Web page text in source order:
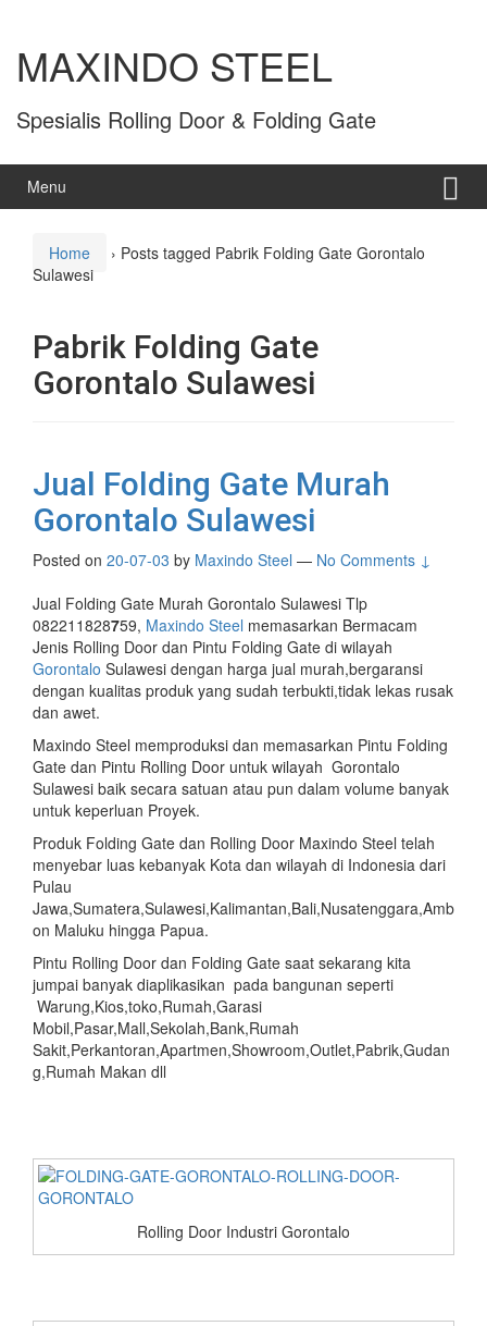
MAXINDO STEEL
Spesialis Rolling Door & Folding Gate
Menu
Home › Posts tagged Pabrik Folding Gate Gorontalo
Sulawesi
Pabrik Folding Gate
Gorontalo Sulawesi
Jual Folding Gate Murah
Gorontalo Sulawesi
Posted on 20-07-03 by Maxindo Steel — No Comments ↓
Jual Folding Gate Murah Gorontalo Sulawesi Tlp
082211828759, Maxindo Steel memasarkan Bermacam
Jenis Rolling Door dan Pintu Folding Gate di wilayah
Gorontalo Sulawesi dengan harga jual murah,bergaransi
dengan kualitas produk yang sudah terbukti,tidak lekas rusak
dan awet.
Maxindo Steel memproduksi dan memasarkan Pintu Folding
Gate dan Pintu Rolling Door untuk wilayah Gorontalo
Sulawesi baik secara satuan atau pun dalam volume banyak
untuk keperluan Proyek.
Produk Folding Gate dan Rolling Door Maxindo Steel telah
menyebar luas kebanyak Kota dan wilayah di Indonesia dari
Pulau
Jawa,Sumatera,Sulawesi,Kalimantan,Bali,Nusatenggara,Amb
on Maluku hingga Papua.
Pintu Rolling Door dan Folding Gate saat sekarang kita
jumpai banyak diaplikasikan pada bangunan seperti
Warung,Kios,toko,Rumah,Garasi
Mobil,Pasar,Mall,Sekolah,Bank,Rumah
Sakit,Perkantoran,Apartmen,Showroom,Outlet,Pabrik,Gudan
g,Rumah Makan dll
Rolling Door Industri Gorontalo